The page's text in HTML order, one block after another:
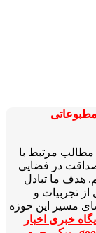
مطالب مرتبط با
در فضایی
هدف ما تبادل
از تجربیات و
مسیر این حوزه
خبری اخبار